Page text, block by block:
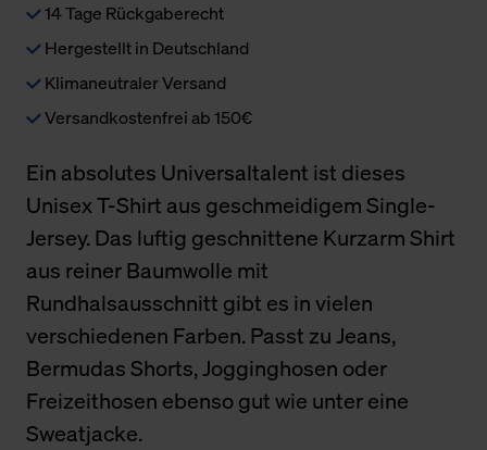
14 Tage Rückgaberecht
Hergestellt in Deutschland
Klimaneutraler Versand
Versandkostenfrei ab 150€
Ein absolutes Universaltalent ist dieses
Unisex T-Shirt aus geschmeidigem Single-
Jersey. Das luftig geschnittene Kurzarm Shirt
aus reiner Baumwolle mit
Rundhalsausschnitt gibt es in vielen
verschiedenen Farben. Passt zu Jeans,
Bermudas Shorts, Jogginghosen oder
Freizeithosen ebenso gut wie unter eine
Sweatjacke.